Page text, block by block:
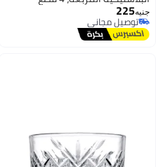
225
توصيل مجاني
توصيل مجاني